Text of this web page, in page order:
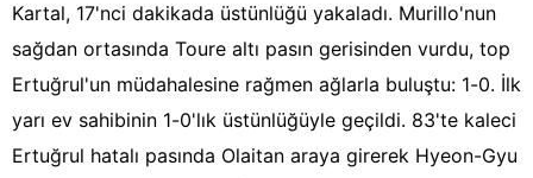
Kartal, 17'nci dakikada üstünlüğü yakaladı. Murillo'nun
sağdan ortasında Toure altı pasın gerisinden vurdu, top
Ertuğrul'un müdahalesine rağmen ağlarla buluştu: 1-0. İlk
yarı ev sahibinin 1-0'lık üstünlüğüyle geçildi. 83'te kaleci
Ertuğrul hatalı pasında Olaitan araya girerek Hyeon-Gyu